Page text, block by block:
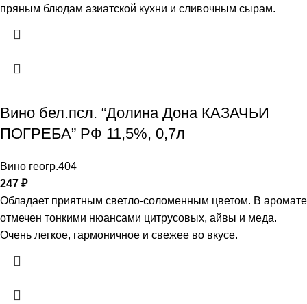
пряным блюдам азиатской кухни и сливочным сырам.
Вино бел.псл. “Долина Дона КАЗАЧЬИ
ПОГРЕБА” РФ 11,5%, 0,7л
Вино геогр.404
247 ₽
Обладает приятным светло-соломенным цветом. В аромате
отмечен тонкими нюансами цитрусовых, айвы и меда.
Очень легкое, гармоничное и свежее во вкусе.